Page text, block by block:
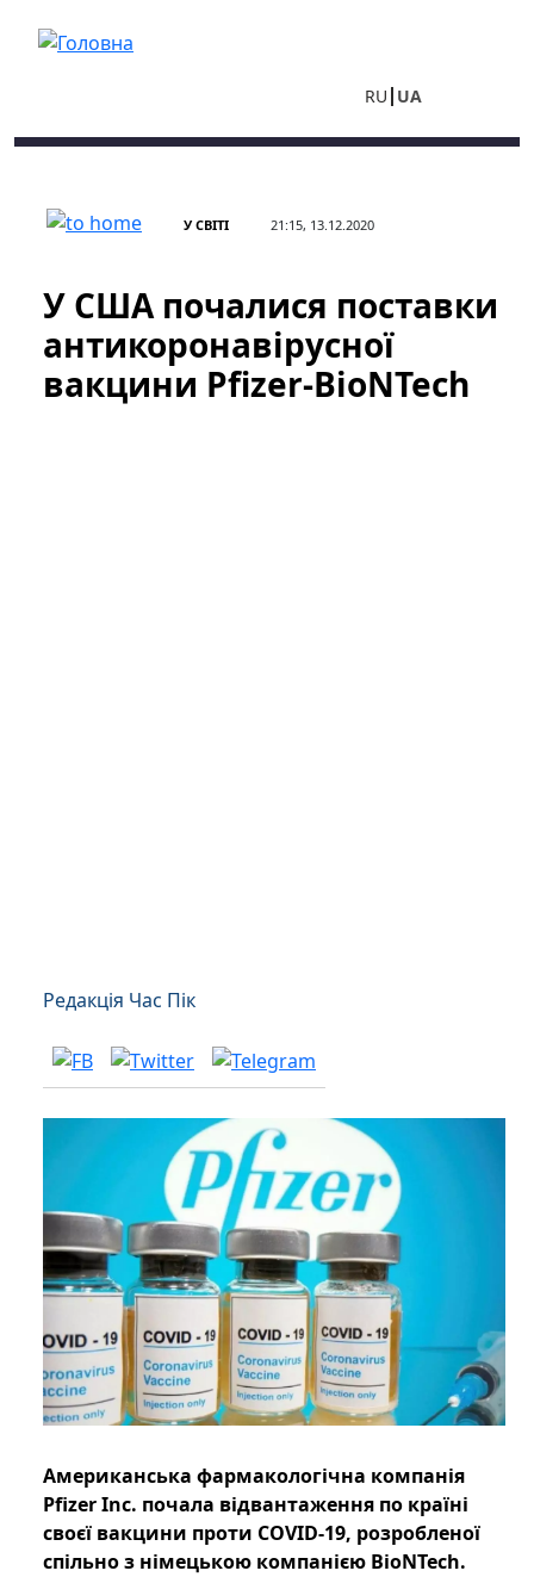
RU UA
У СВІТІ 21:15, 13.12.2020
У США почалися поставки
антикоронавірусної
вакцини Pfizer-BioNTech
Редакція Час Пік
Американська фармакологічна компанія
Pfizer Inc. почала відвантаження по країні
своєї вакцини проти COVID-19, розробленої
спільно з німецькою компанією BioNTech.